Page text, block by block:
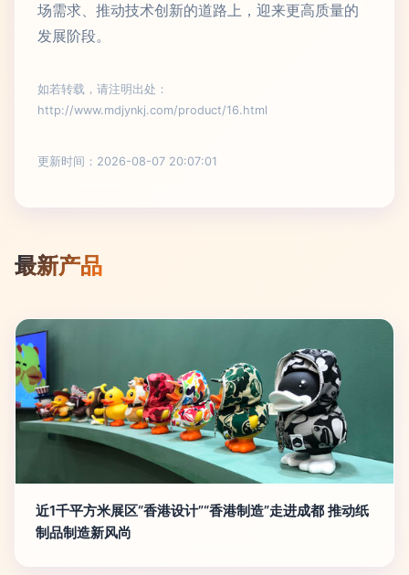
场需求、推动技术创新的道路上，迎来更高质量的
发展阶段。
如若转载，请注明出处：
http://www.mdjynkj.com/product/16.html
更新时间：2026-08-07 20:07:01
最新产品
近1千平方米展区“香港设计”“香港制造”走进成都 推动纸
制品制造新风尚